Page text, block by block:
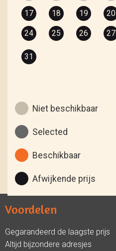
17 18 19 20
24 25 26 27
31
Niet beschikbaar
Selected
Beschikbaar
Afwijkende prijs
Voordelen
Gegarandeerd de laagste prijs
Altijd bijzondere adresjes